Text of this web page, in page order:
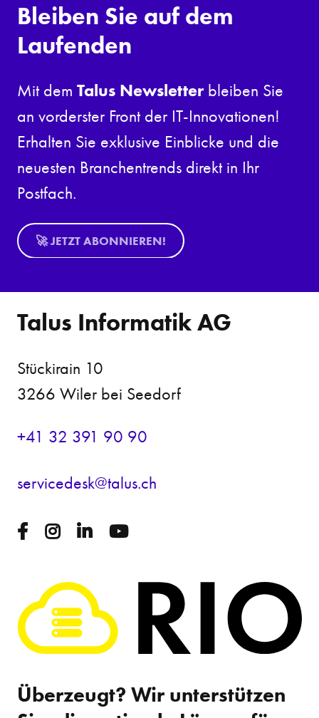
Bleiben Sie auf dem
Laufenden
Mit dem Talus Newsletter bleiben Sie
an vorderster Front der IT-Innovationen!
Erhalten Sie exklusive Einblicke und die
neuesten Branchentrends direkt in Ihr
Postfach.
🚀 JETZT ABONNIEREN!
Talus Informatik AG
Stückirain 10
3266 Wiler bei Seedorf
+41 32 391 90 90
s rv c d sk t l s ch
Überzeugt? Wir unterstützen